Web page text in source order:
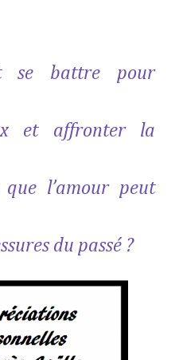
se battre pour
et affronter la
l’amour peut
du passé ?